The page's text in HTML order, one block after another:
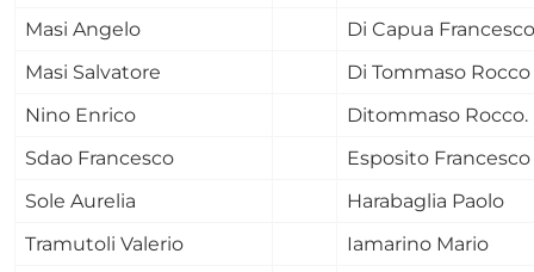
Masi Angelo
Di Capua Francesco
Masi Salvatore
Di Tommaso Rocco
Nino Enrico
Ditommaso Rocco.
Sdao Francesco
Esposito Francesco
Sole Aurelia
Harabaglia Paolo
Tramutoli Valerio
Iamarino Mario